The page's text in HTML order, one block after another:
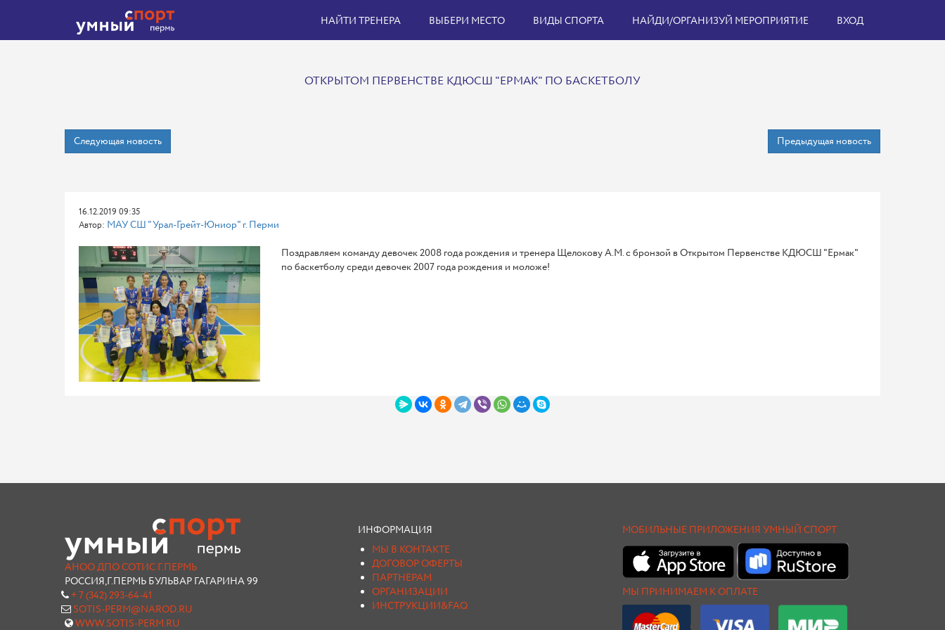
НАЙТИ ТРЕНЕРА ВЫБЕРИ МЕСТО ВИДЫ СПОРТА НАЙДИ/ОРГАНИЗУЙ МЕРОПРИЯТИЕ ВХОД
ОТКРЫТОМ ПЕРВЕНСТВЕ КДЮСШ "ЕРМАК" ПО БАСКЕТБОЛУ
Следующая новость Предыдущая новость
16.12.2019 09:35
Автор: МАУ СШ "Урал-Грейт-Юниор" г. Перми
Поздравляем команду девочек 2008 года рождения и тренера Щелокову А.М. с бронзой в Открытом Первенстве КДЮСШ "Ермак"
по баскетболу среди девочек 2007 года рождения и моложе!
АНОО ДПО СОТИС Г.ПЕРМЬ
РОССИЯ,Г.ПЕРМЬ БУЛЬВАР ГАГАРИНА 99
+ 7 (342) 293-64-41
SOTIS-PERM@NAROD.RU
WWW.SOTIS-PERM.RU
ИНФОРМАЦИЯ
МЫ В КОНТАКТЕ
ДОГОВОР ОФЕРТЫ
ПАРТНЕРАМ
ОРГАНИЗАЦИИ
ИНСТРУКЦИИ&FAQ
МОБИЛЬНЫЕ ПРИЛОЖЕНИЯ УМНЫЙ СПОРТ
МЫ ПРИНИМАЕМ К ОПЛАТЕ